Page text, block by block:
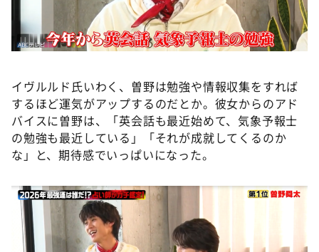
イヴルルド氏いわく、曽野は勉強や情報収集をすれば
するほど運気がアップするのだとか。彼女からのアド
バイスに曽野は、「英会話も最近始めて、気象予報士
の勉強も最近している」「それが成就してくるのか
な」と、期待感でいっぱいになった。